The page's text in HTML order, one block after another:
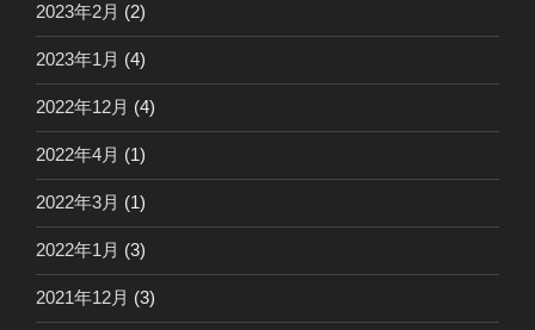
2023年2月 (2)
2023年1月 (4)
2022年12月 (4)
2022年4月 (1)
2022年3月 (1)
2022年1月 (3)
2021年12月 (3)